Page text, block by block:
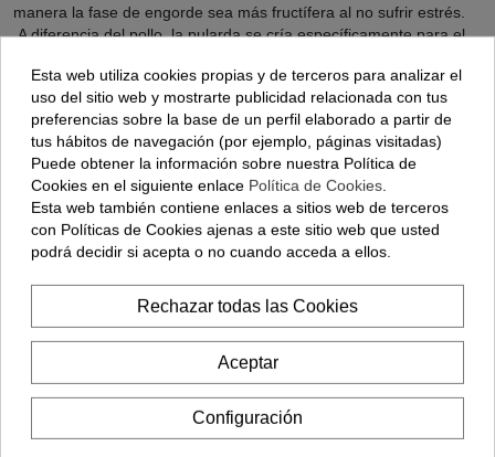
manera la fase de engorde sea más fructífera al no sufrir estrés.
A diferencia del pollo, la pularda se cría específicamente para el
aromática. Además, en una opción saludable al tratarse de una
carne magra.
¿Cómo se cocina la pularda para que
quede tierna y jugosa?
Para que la pularda quede tierna y jugosa, se recomienda
precalentar el horno a una temperatura alta (200-220 °C) y
cocinarla durante 20 minutos para sellar la piel. Luego se reduce
la temperatura (a unos 150-170 °C) y se continúa horneando
durante aproximadamente 2 horas.
Es importante comprobar la temperatura interna con un
termómetro de carne, a fin de asegurar que todo funciona
correctamente. Se recomienda reposar la pularda durante unos
minutos antes de cortarla; así, los jugos se distribuirán
¿Qué recetas se pueden hacer con
Esta web utiliza cookies propias y de terceros para analizar el
uso del sitio web y mostrarte publicidad relacionada con tus
preferencias sobre la base de un perfil elaborado a partir de
tus hábitos de navegación (por ejemplo, páginas visitadas)
Puede obtener la información sobre nuestra Política de
Cookies en el siguiente enlace Política de Cookies
Esta web también contiene enlaces a sitios web de terceros
con Políticas de Cookies ajenas a este sitio web que usted
podrá decidir si acepta o no cuando acceda a ellos.
Rechazar todas las Cookies
Aceptar
Configuración